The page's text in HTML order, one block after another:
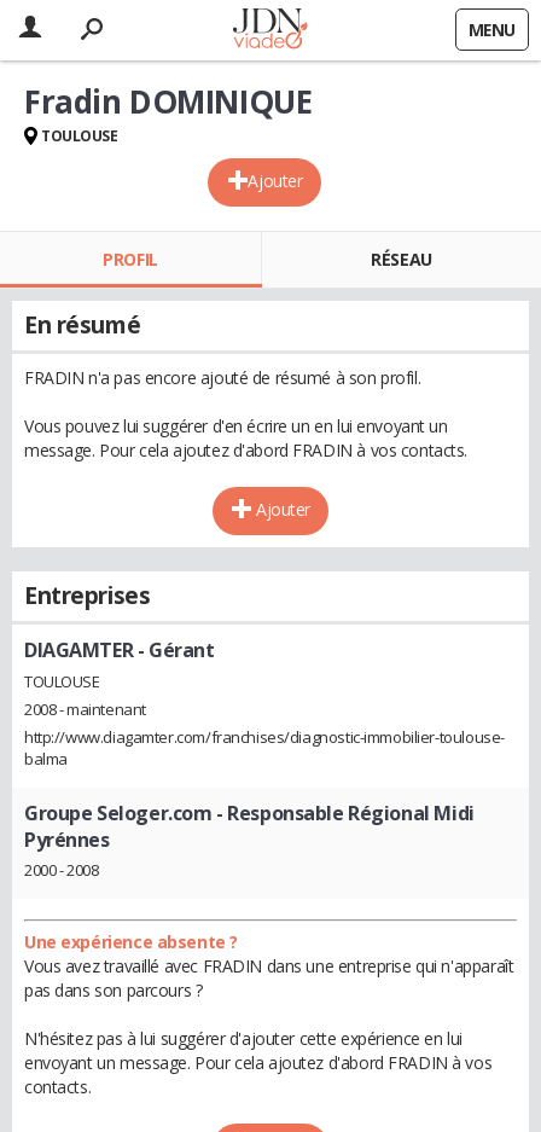
MENU
Ajouter
Fradin DOMINIQUE
TOULOUSE
PROFIL RÉSEAU
En résumé
FRADIN n'a pas encore ajouté de résumé à son profil.
Vous pouvez lui suggérer d'en écrire un en lui envoyant un
message. Pour cela ajoutez d'abord FRADIN à vos contacts.
Ajouter
Entreprises
DIAGAMTER- Gérant
TOULOUSE
2008 - maintenant
http://www.diagamter.com/franchises/diagnostic-immobilier-toulouse-
balma
Groupe Seloger.com - Responsable Régional Midi
Pyrénnes
2000 - 2008
Une expérience absente ?
Vous avez travaillé avec FRADIN dans une entreprise qui n'apparaît
pas dans son parcours ?
N'hésitez pas à lui suggérer d'ajouter cette expérience en lui
envoyant un message. Pour cela ajoutez d'abord FRADIN à vos
contacts.